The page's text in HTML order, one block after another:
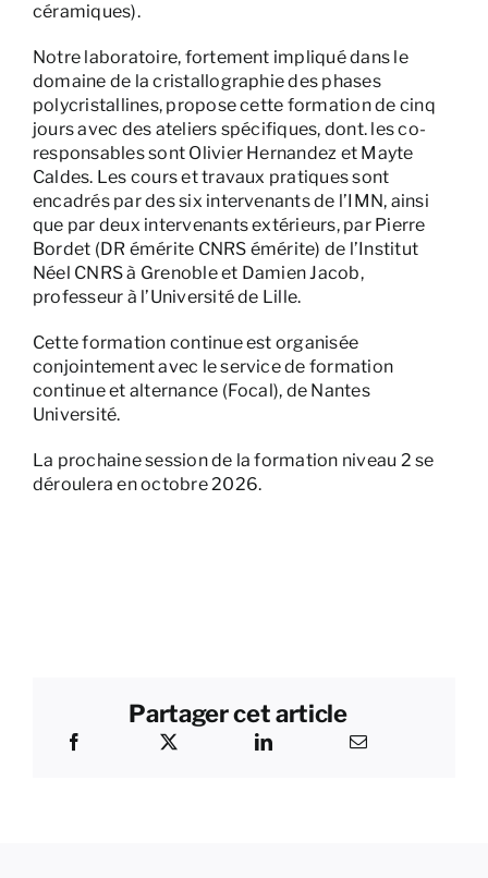
céramiques).
Notre laboratoire, fortement impliqué dans le
domaine de la cristallographie des phases
polycristallines, propose cette formation de cinq
jours avec des ateliers spécifiques, dont. les co-
responsables sont Olivier Hernandez et Mayte
Caldes. Les cours et travaux pratiques sont
encadrés par des six intervenants de l’IMN, ainsi
que par deux intervenants extérieurs, par Pierre
Bordet (DR émérite CNRS émérite) de l’Institut
Néel CNRS à Grenoble et Damien Jacob,
professeur à l’Université de Lille.
Cette formation continue est organisée
conjointement avec le service de formation
continue et alternance (Focal), de Nantes
Université.
La prochaine session de la formation niveau 2 se
déroulera en octobre 2026.
Partager cet article